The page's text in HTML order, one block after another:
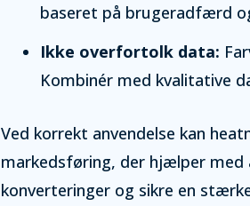
baseret på brugeradfærd
Ikke overfortolk data:
Kombinér med kvalitative
Ved korrekt anvendelse kan
markedsføring, der hjælper
konverteringer og sikre en